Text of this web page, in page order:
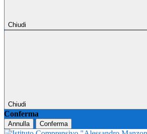
Chiudi
Chiudi
Conferma
Annulla Conferma